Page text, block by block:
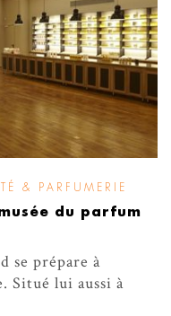
& PARFUMERIE
du parfum
se prépare à
Situé lui aussi à